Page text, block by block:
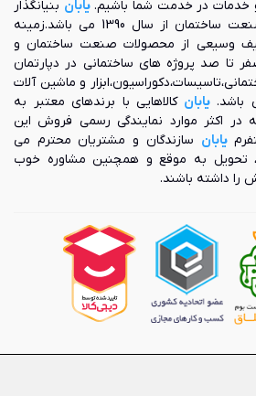
و خدمات در خدمت شما باشیم.یابان بنیانگذار
بازار آنلاین محصولات صنعت ساختمان از سال 1390 می باشد.زمینه
وسیعی از محصولات صنعت ساختمان و
تا صد پروژه های ساختمانی در دپارتمان
و ماشین آلات
باشد.یابان کالاهایی با برندهای معتبر به
در اکثر موارد نمایندگی رسمی فروش این
یابان سازندگان و مشتریان محترم می
تحویل به موقع و همچنین مشاوره خوب
داشته باشند.